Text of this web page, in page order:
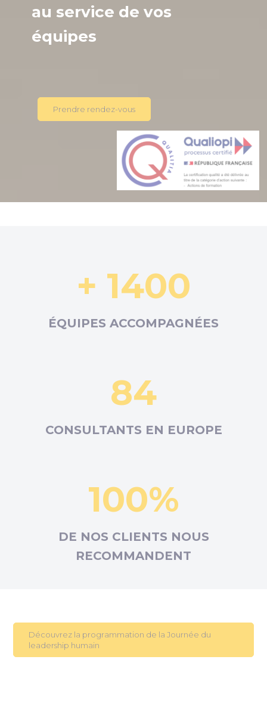
au service de vos
équipes
Prendre rendez-vous
+ 1400
ÉQUIPES ACCOMPAGNÉES
84
CONSULTANTS EN EUROPE
100%
DE NOS CLIENTS NOUS
RECOMMANDENT
Découvrez la programmation de la Journée du
leadership humain